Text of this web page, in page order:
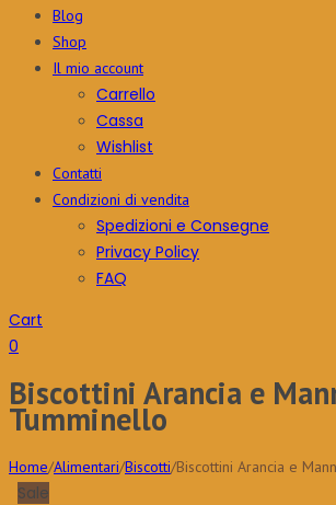
Blog
Shop
Il mio account
Carrello
Cassa
Wishlist
Contatti
Condizioni di vendita
Spedizioni e Consegne
Privacy Policy
FAQ
Cart
0
Biscottini Arancia e
Tumminello
Home/Alimentari/Biscotti/Biscottini Arancia e
Sale